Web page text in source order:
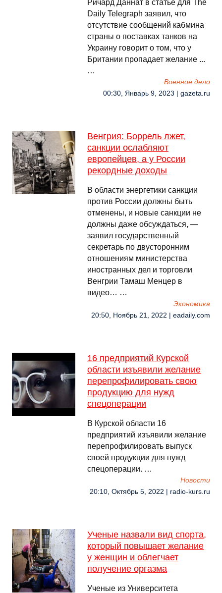
Ричард Даннат в статье для The
Daily Telegraph заявил, что
отсутствие сообщений кабмина
страны о поставках танков на
Украину говорит о том, что у
Британии пропадает желание ...
…
Военное дело
00:30, Январь 9, 2023 | gazeta.ru
Венгрия: Боррель лжет,
санкции ослабляют
европейцев, а у России
рекордные доходы
В области энергетики санкции
против России должны быть
отменены, и новые санкции не
должны даже обсуждаться, —
заявил государственный
секретарь по двусторонним
отношениям министерства
иностранных дел и торговли
Венгрии Тамаш Менцер в
видео… …
Экономика
20:50, Ноябрь 21, 2022 | eadaily.com
16 предприятий Курской
области изъявили желание
перепрофилировать свою
продукцию для нужд
спецоперации
В Курской области 16
предприятий изъявили желание
перепрофилировать выпуск
своей продукции для нужд
спецоперации. …
Новости
20:10, Октябрь 5, 2022 | radio-kurs.ru
Ученые назвали вид спорта,
который повышает желание
у женщин и облегчает
получение оргазма
Ученые из Университета